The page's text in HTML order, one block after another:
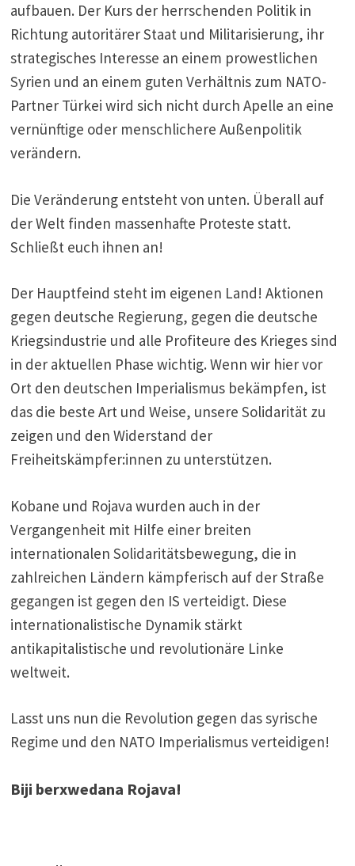
aufbauen. Der Kurs der herrschenden Politik in
Richtung autoritärer Staat und Militarisierung, ihr
strategisches Interesse an einem prowestlichen
Syrien und an einem guten Verhältnis zum NATO-
Partner Türkei wird sich nicht durch Apelle an eine
vernünftige oder menschlichere Außenpolitik
verändern.
Die Veränderung entsteht von unten. Überall auf
der Welt finden massenhafte Proteste statt.
Schließt euch ihnen an!
Der Hauptfeind steht im eigenen Land! Aktionen
gegen deutsche Regierung, gegen die deutsche
Kriegsindustrie und alle Profiteure des Krieges sind
in der aktuellen Phase wichtig. Wenn wir hier vor
Ort den deutschen Imperialismus bekämpfen, ist
das die beste Art und Weise, unsere Solidarität zu
zeigen und den Widerstand der
Freiheitskämpfer:innen zu unterstützen.
Kobane und Rojava wurden auch in der
Vergangenheit mit Hilfe einer breiten
internationalen Solidaritätsbewegung, die in
zahlreichen Ländern kämpferisch auf der Straße
gegangen ist gegen den IS verteidigt. Diese
internationalistische Dynamik stärkt
antikapitalistische und revolutionäre Linke
weltweit.
Lasst uns nun die Revolution gegen das syrische
Regime und den NATO Imperialismus verteidigen!
Biji berxwedana Rojava!